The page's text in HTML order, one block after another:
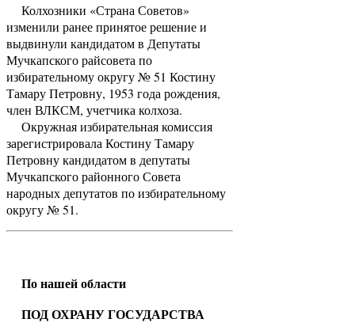
Колхозники «Страна Советов»
изменили ранее принятое решение и
выдвинули кандидатом в Депутаты
Мучкапского райсовета по
избирательному округу № 51 Костину
Тамару Петровну, 1953 года рождения,
член ВЛКСМ, учетчика колхоза.
Окружная избирательная комиссия
зарегистрировала Костину Тамару
Петровну кандидатом в депутаты
Мучкапского районного Совета
народных депутатов по избирательному
округу № 51.
По нашей области
ПОД ОХРАНУ ГОСУДАРСТВА